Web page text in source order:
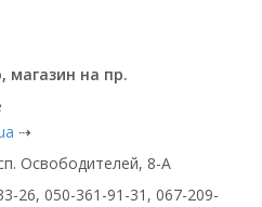
магазин на пр.
⇢
Освободителей, 8-А
26, 050-361-91-31, 067-209-